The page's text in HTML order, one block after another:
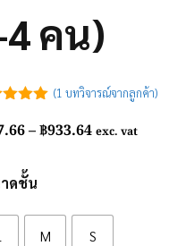
4 คน)
(1 บทวิจารณ์จากลูกค้า)
–฿933.64Price
฿933.64
exc. vat
ดชั้น
M S